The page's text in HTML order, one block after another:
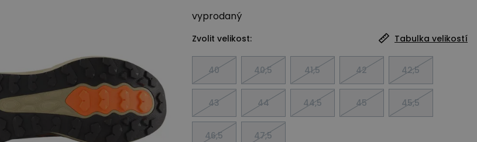
vyprodaný
Zvolit velikost: Tabulka velikostí
40 40,5 41,5 42 42,5
43 44 44,5 45 45,5
46,5 47,5